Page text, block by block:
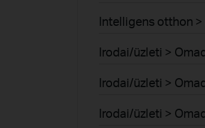
Intelligens otthon
Irodai/üzleti >
Irodai/üzleti >
Irodai/üzleti >